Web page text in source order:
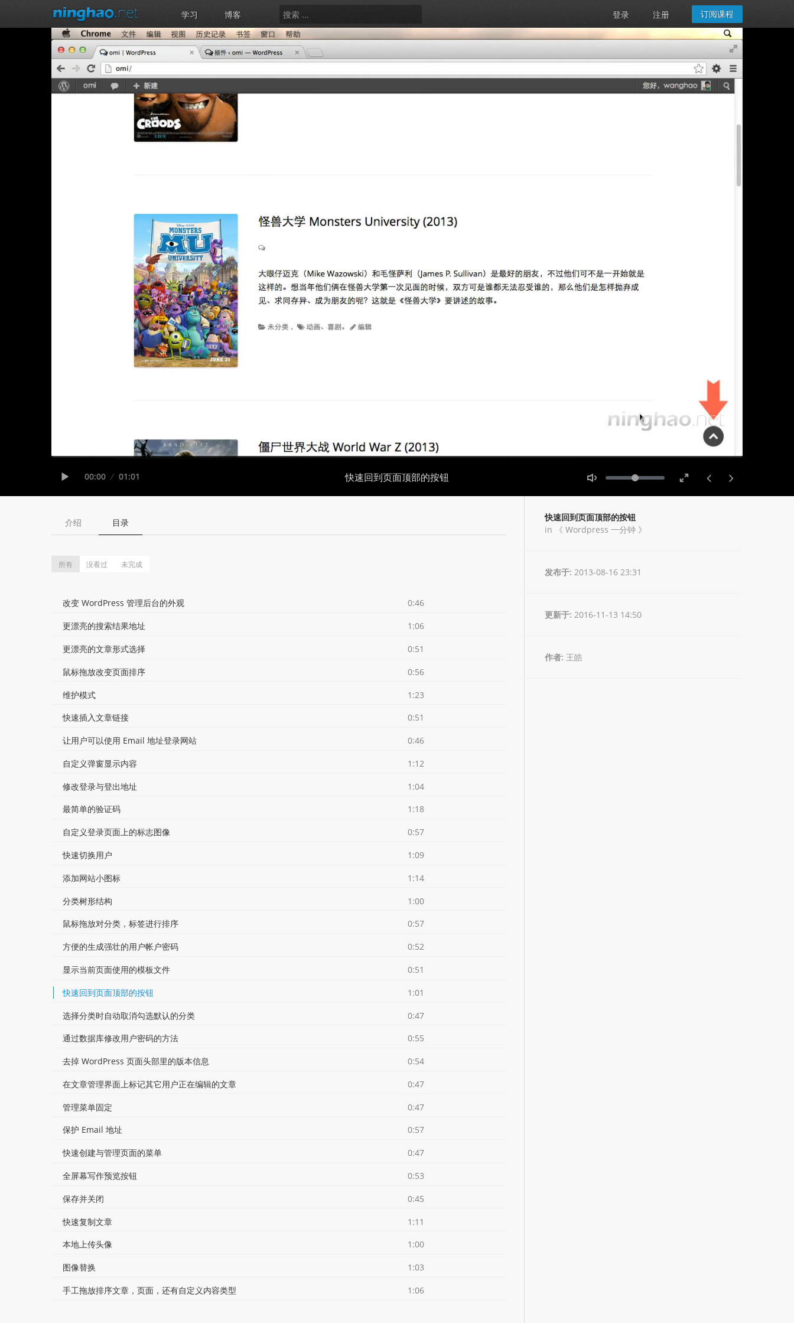
学习 博客 登录 注册 订阅课程
Current
00:00 Duration
01:01 快速回到页面顶部的按钮
Volume
介绍 目录
所有 没看过 未完成
改变 WordPress 管理后台的外观 0:46
更漂亮的搜索结果地址 1:06
更漂亮的文章形式选择 0:51
鼠标拖放改变页面排序 0:56
维护模式 1:23
快速插入文章链接 0:51
让用户可以使用 Email 地址登录网站 0:46
自定义弹窗显示内容 1:12
修改登录与登出地址 1:04
最简单的验证码 1:18
自定义登录页面上的标志图像 0:57
快速切换用户 1:09
添加网站小图标 1:14
分类树形结构 1:00
鼠标拖放对分类，标签进行排序 0:57
方便的生成强壮的用户帐户密码 0:52
显示当前页面使用的模板文件 0:51
快速回到页面顶部的按钮 1:01
选择分类时自动取消勾选默认的分类 0:47
通过数据库修改用户密码的方法 0:55
去掉 WordPress 页面头部里的版本信息 0:54
在文章管理界面上标记其它用户正在编辑的文章 0:47
管理菜单固定 0:47
保护 Email 地址 0:57
快速创建与管理页面的菜单 0:47
全屏幕写作预览按钮 0:53
保存并关闭 0:45
快速复制文章 1:11
本地上传头像 1:00
图像替换 1:03
手工拖放排序文章，页面，还有自定义内容类型 1:06
快速回到页面顶部的按钮
in 《 Wordpress 一分钟 》
发布于: 2013-08-16 23:31
更新于: 2016-11-13 14:50
作者: 王皓